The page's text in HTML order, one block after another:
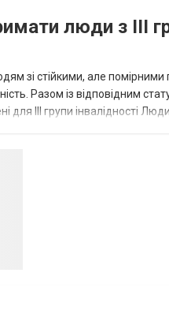
люди з III
зі стійкими, але
Разом із відповідним
для III групи інвалідності